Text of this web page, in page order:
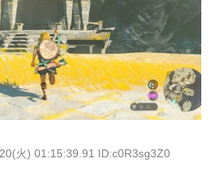
火) 01:15:39.91 ID:c0R3sg3Z0